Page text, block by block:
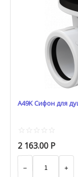
2 163.00 Р
+
−